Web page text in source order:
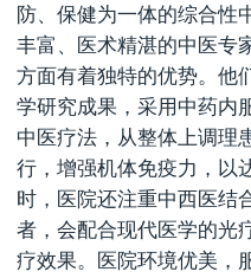
防、保健为一体的综合性
丰富、医术精湛的中医专
方面有着独特的优势。他
学研究成果，采用中药内
中医疗法，从整体上调理
行，增强机体免疫力，以
时，医院还注重中西医结
者，会配合现代医学的光
疗效果。医院环境优美，